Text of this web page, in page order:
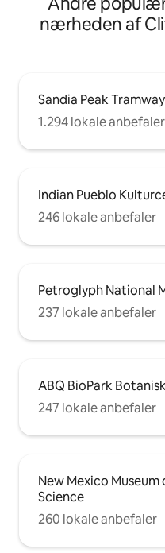
nærheden af
Sandia Peak Tramway
1.294 lokale anbefaler
Indian Pueblo
246 lokale anbefaler
Petroglyph National
237 lokale anbefaler
ABQ BioPark
247 lokale anbefaler
New Mexico
Science
260 lokale anbefaler